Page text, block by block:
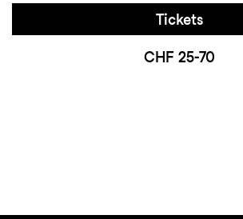
Tickets
CHF 25-70